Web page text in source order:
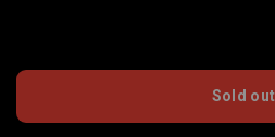
Sold out